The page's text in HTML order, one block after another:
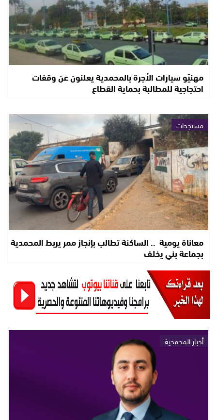
مهنيّو سيارات الأجرة بالمحمدية يعلنون عن وقفات
احتجاجية للمطالبة بحماية القطاع
مستجدات
معاناة يومية .. الساكنة تطالب بإنجاز ممر يربط المحمدية
بجماعة بني يخلف
أخبار المحمدية